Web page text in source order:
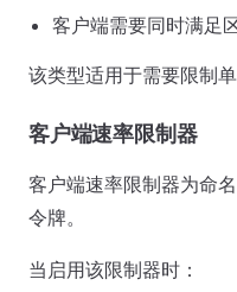
客户端需要同时满足
该类型适用于需要限制
客户端速率限制器
客户端速率限制器为命
令牌。
当启用该限制器时：